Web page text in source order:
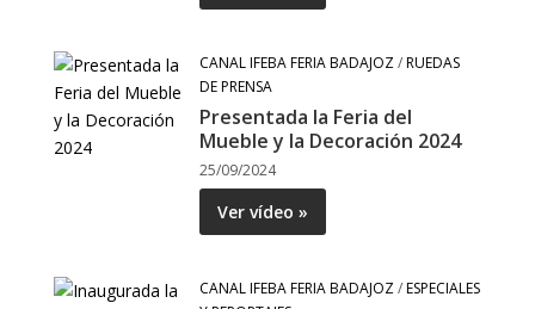
CANAL IFEBA FERIA BADAJOZ/RUEDAS
DE PRENSA
Presentada la Feria del
Mueble y la Decoración 2024
25/09/2024
Ver vídeo »
CANAL IFEBA FERIA BADAJOZ/ESPECIALES